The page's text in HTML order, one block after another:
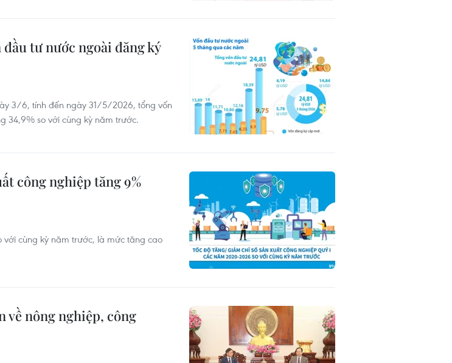
đầu tư nước ngoài đăng ký
3/6, tính đến ngày 31/5/2026, tổng vốn
34,9% so với cùng kỳ năm trước.
công nghiệp tăng 9%
với cùng kỳ năm trước, là mức tăng cao
về nông nghiệp, công